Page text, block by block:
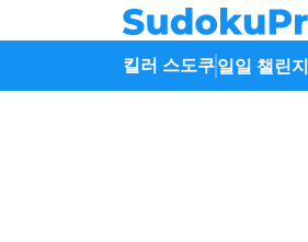
킬러 스도쿠일일 챌린지